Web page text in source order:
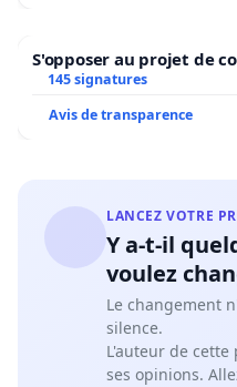
S'opposer au projet de
145 signatures
Avis de transparence
LANCEZ VOTRE
Y a-t-il
voulez
Le changement
silence.
L'auteur de
ses opinions.